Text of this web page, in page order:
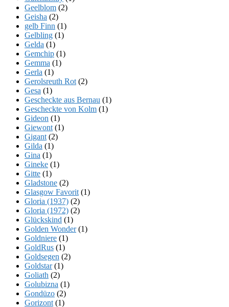
Geelblom (2)
Geisha (2)
gelb Finn (1)
Gelbling (1)
Gelda (1)
Gemchip (1)
Gemma (1)
Gerla (1)
Gerolsreuth Rot (2)
Gesa (1)
Gescheckte aus Bernau (1)
Gescheckte von Kolm (1)
Gideon (1)
Giewont (1)
Gigant (2)
Gilda (1)
Gina (1)
Gineke (1)
Gitte (1)
Gladstone (2)
Glasgow Favorit (1)
Gloria (1937) (2)
Gloria (1972) (2)
Glückskind (1)
Golden Wonder(1)
Goldniere (1)
GoldRus (1)
Goldsegen (2)
Goldstar(1)
Goliath (2)
Golubizna (1)
Gondüzo (2)
Gorizont (1)